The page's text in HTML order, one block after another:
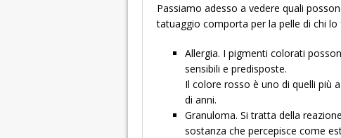
Passiamo adesso a vedere quali
tatuaggio comporta per la pelle di chi lo
Allergia. I pigmenti colorati
sensibili e predisposte.
Il colore rosso è uno di quelli più
di anni.
Granuloma. Si tratta della
sostanza che percepisce come